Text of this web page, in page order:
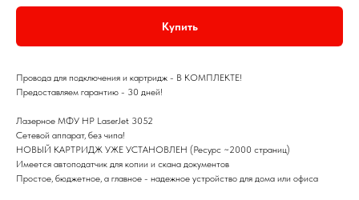
Купить
Провода для подключения и картридж - В КОМПЛЕКТЕ!
Предоставляем гарантию - 30 дней!
Лазерное МФУ HP LaserJet 3052
Сетевой аппарат, без чипа!
НОВЫЙ КАРТРИДЖ УЖЕ УСТАНОВЛЕН (Ресурс ~2000 страниц)
Имеется автоподатчик для копии и скана документов
Простое, бюджетное, а главное - надежное устройство для дома или офиса